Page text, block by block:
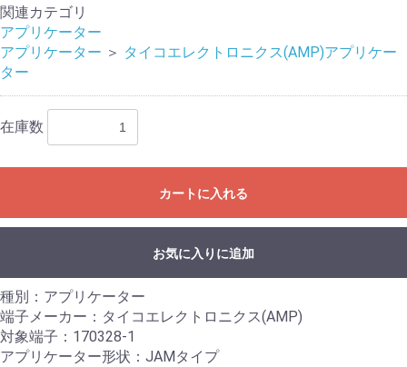
関連カテゴリ
アプリケーター
アプリケーター ＞ タイコエレクトロニクス(AMP)アプリケー
ター
在庫数
カートに入れる
お気に入りに追加
種別：アプリケーター
端子メーカー：タイコエレクトロニクス(AMP)
対象端子：170328-1
アプリケーター形状：JAMタイプ